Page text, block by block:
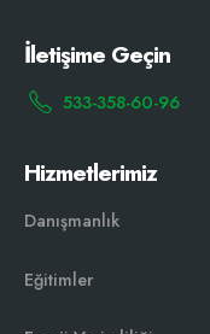
İletişime Geçin
533-358-60-96
Hizmetlerimiz
Danışmanlık
Eğitimler